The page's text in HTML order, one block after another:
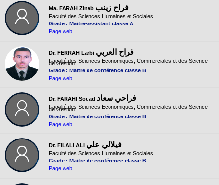
Ma. FARAH Zineb فراح زينب
Faculté des Sciences Humaines et Sociales
Grade : Maitre-assistant classe A
Page web
Dr. FERRAH Larbi فراح العربي
Faculté des Sciences Economiques, Commerciales et des Science
de Gestion
Grade : Maitre de conférence classe B
Page web
Dr. FARAHI Souad فراحي سعاد
Faculté des Sciences Economiques, Commerciales et des Science
de Gestion
Grade : Maitre de conférence classe B
Page web
Dr. FILALI ALI فيلالي علي
Faculté des Sciences Humaines et Sociales
Grade : Maitre de conférence classe B
Page web